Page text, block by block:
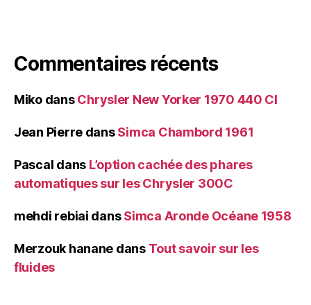
Commentaires récents
MikodansChrysler New Yorker 1970 440 CI
Jean Pierre dansSimca Chambord 1961
Pascal dans L’option cachée des phares
automatiques sur les Chrysler 300C
mehdi rebiai dansSimca Aronde Océane 1958
Merzouk hanane dans Tout savoir sur les
fluides